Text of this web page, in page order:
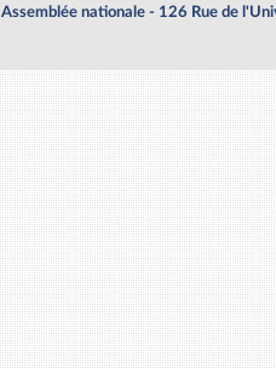
Assemblée nationale - 126 Rue de